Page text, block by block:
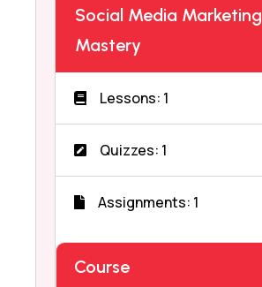
Social Media Marketing
Mastery
Lessons: 1
Quizzes: 1
Assignments: 1
Course